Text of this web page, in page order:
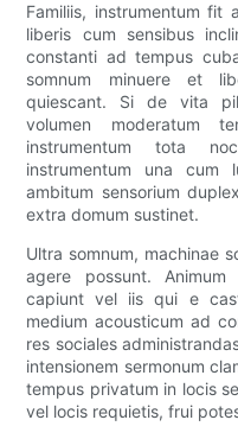
Familiis, instrumentum fit
liberis cum sensibus
constanti ad tempus
somnum minuere et
quiescant. Si de vita
volumen moderatum
instrumentum tota
instrumentum una cum
ambitum sensorium
extra domum sustinet.
Ultra somnum, machinae
agere possunt.
capiunt vel iis qui e
medium acousticum ad
res sociales
intensionem sermonum
tempus privatum in locis
vel locis requietis, frui